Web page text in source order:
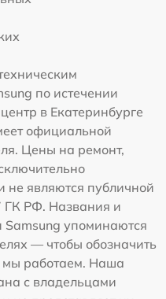
по истечении
в Екатеринбурге
официальной
Цены на ремонт,
не являются публичной
ГК РФ. Названия и
Samsung упоминаются
— чтобы обозначить
мы работаем. Наша
с владельцами